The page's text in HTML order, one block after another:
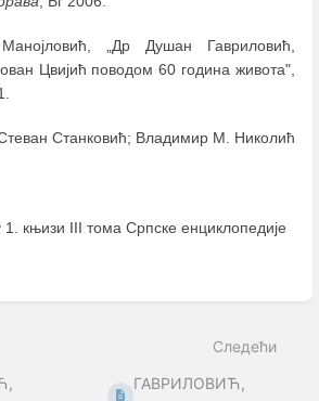
„Др Душан Гавриловић,
Цвијић поводом 60 година живота",
Станковић; Владимир М. Николић
1. књизи III тома Српске енциклопедије
Следећи
ГАВРИЛОВИЋ,